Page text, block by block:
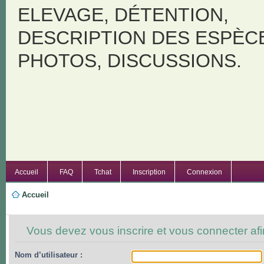
ELEVAGE, DÉTENTION,
DESCRIPTION DES
PHOTOS, DISCUSSIONS.
Accueil FAQ Tchat Inscription Connexion
Accueil
Vous devez vous inscrire et vous connecter
Nom d’utilisateur :